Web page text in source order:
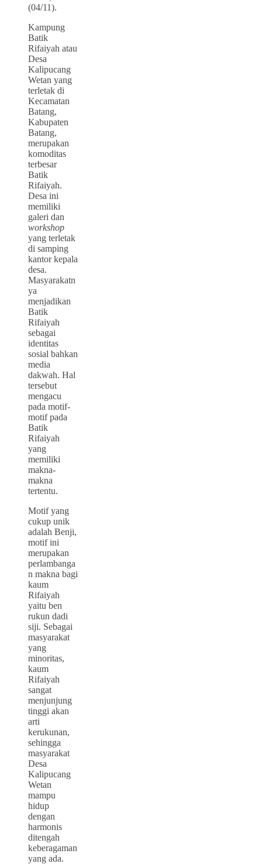
(04/11).
Kampung
Batik
Rifaiyah atau
Desa
Kalipucang
Wetan yang
terletak di
Kecamatan
Batang,
Kabupaten
Batang,
merupakan
komoditas
terbesar
Batik
Rifaiyah.
Desa ini
memiliki
galeri dan
workshop
yang terletak
di samping
kantor kepala
desa.
Masyarakatn
ya
menjadikan
Batik
Rifaiyah
sebagai
identitas
sosial bahkan
media
dakwah. Hal
tersebut
mengacu
pada motif-
motif pada
Batik
Rifaiyah
yang
memiliki
makna-
makna
tertentu.
Motif yang
cukup unik
adalah Benji,
motif ini
merupakan
perlambanga
n makna bagi
kaum
Rifaiyah
yaitu ben
rukun dadi
siji. Sebagai
masyarakat
yang
minoritas,
kaum
Rifaiyah
sangat
menjunjung
tinggi akan
arti
kerukunan,
sehingga
masyarakat
Desa
Kalipucang
Wetan
mampu
hidup
dengan
harmonis
ditengah
keberagaman
yang ada.